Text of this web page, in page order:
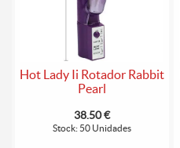
Hot Lady Ii Rotador Rabbit
Pearl
38.50 €
Stock: 50 Unidades